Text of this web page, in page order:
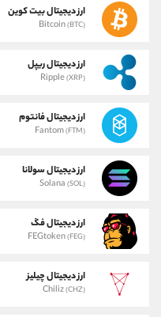
ارز دیجیتال بیت کوین
Bitcoin(BTC)
ارز دیجیتال ریپل
Ripple(XRP)
ارز دیجیتال فانتوم
Fantom(FTM)
ارز دیجیتال سولانا
Solana (SOL)
ارز دیجیتال فگ
FEGtoken(FEG)
ارز دیجیتال چیلیز
Chiliz(CHZ)